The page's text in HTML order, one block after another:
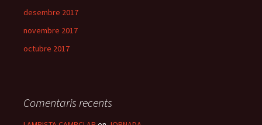
desembre 2017
novembre 2017
octubre 2017
Comentaris recents